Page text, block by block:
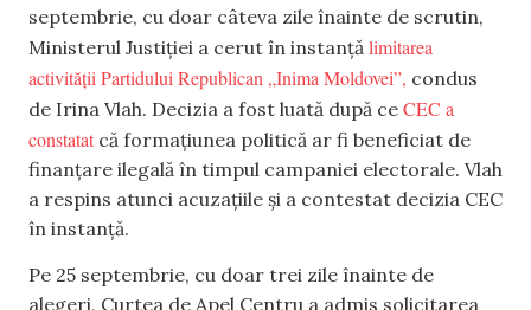
septembrie, cu doar câteva zile înainte de scrutin,
Ministerul Justiției a cerut în instanță limitarea
activității Partidului Republican „Inima Moldovei”, condus
de Irina Vlah. Decizia a fost luată după ce CEC a
constatat că formațiunea politică ar fi beneficiat de
finanțare ilegală în timpul campaniei electorale. Vlah
a respins atunci acuzațiile și a contestat decizia CEC
în instanță.
Pe 25 septembrie, cu doar trei zile înainte de
alegeri, Curtea de Apel Centru a admis solicitarea